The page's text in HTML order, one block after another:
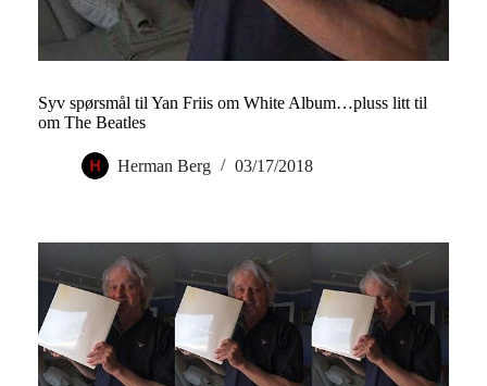
Syv spørsmål til Yan Friis om White Album…pluss litt til
om The Beatles
Herman Berg 03/17/2018